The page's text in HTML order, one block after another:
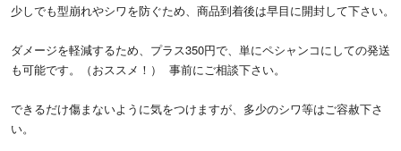
少しでも型崩れやシワを防ぐため、商品到着後は早目に開封して下さい。
ダメージを軽減するため、プラス350円で、単にペシャンコにしての発送
も可能です。（おススメ！） 事前にご相談下さい。
できるだけ傷まないように気をつけますが、多少のシワ等はご容赦下さ
い。